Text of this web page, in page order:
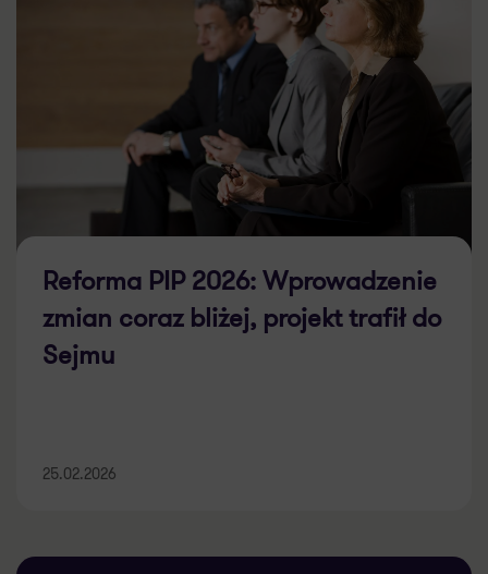
Reforma PIP 2026: Wprowadzenie
zmian coraz bliżej, projekt trafił do
Sejmu
25.02.2026